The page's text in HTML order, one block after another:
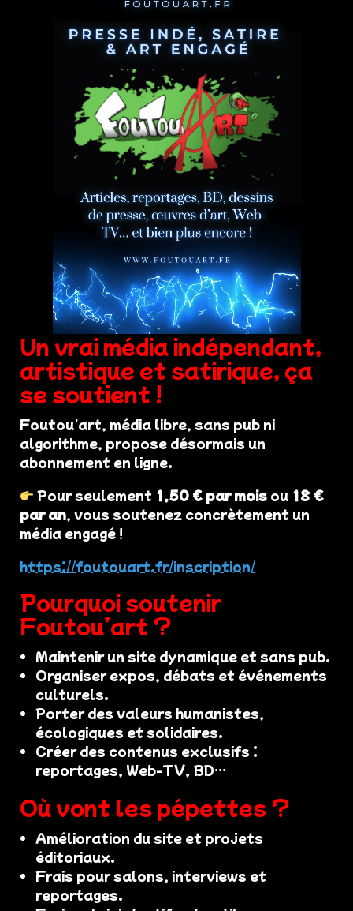
Un vrai média indépendant,
artistique et satirique, ça
se soutient !
Foutou'art, média libre, sans pub ni
algorithme, propose désormais un
abonnement en ligne.
Pour seulement 1,50 € par mois ou 18 €
par an, vous soutenez concrètement un
média engagé !
https://foutouart.fr/inscription/
Pourquoi soutenir
Foutou’art ?
Maintenir un site dynamique et sans pub.
Organiser expos, débats et événements
culturels.
Porter des valeurs humanistes,
écologiques et solidaires.
Créer des contenus exclusifs :
reportages, Web-TV, BD…
Où vont les pépettes ?
Amélioration du site et projets
éditoriaux.
Frais pour salons, interviews et
reportages.